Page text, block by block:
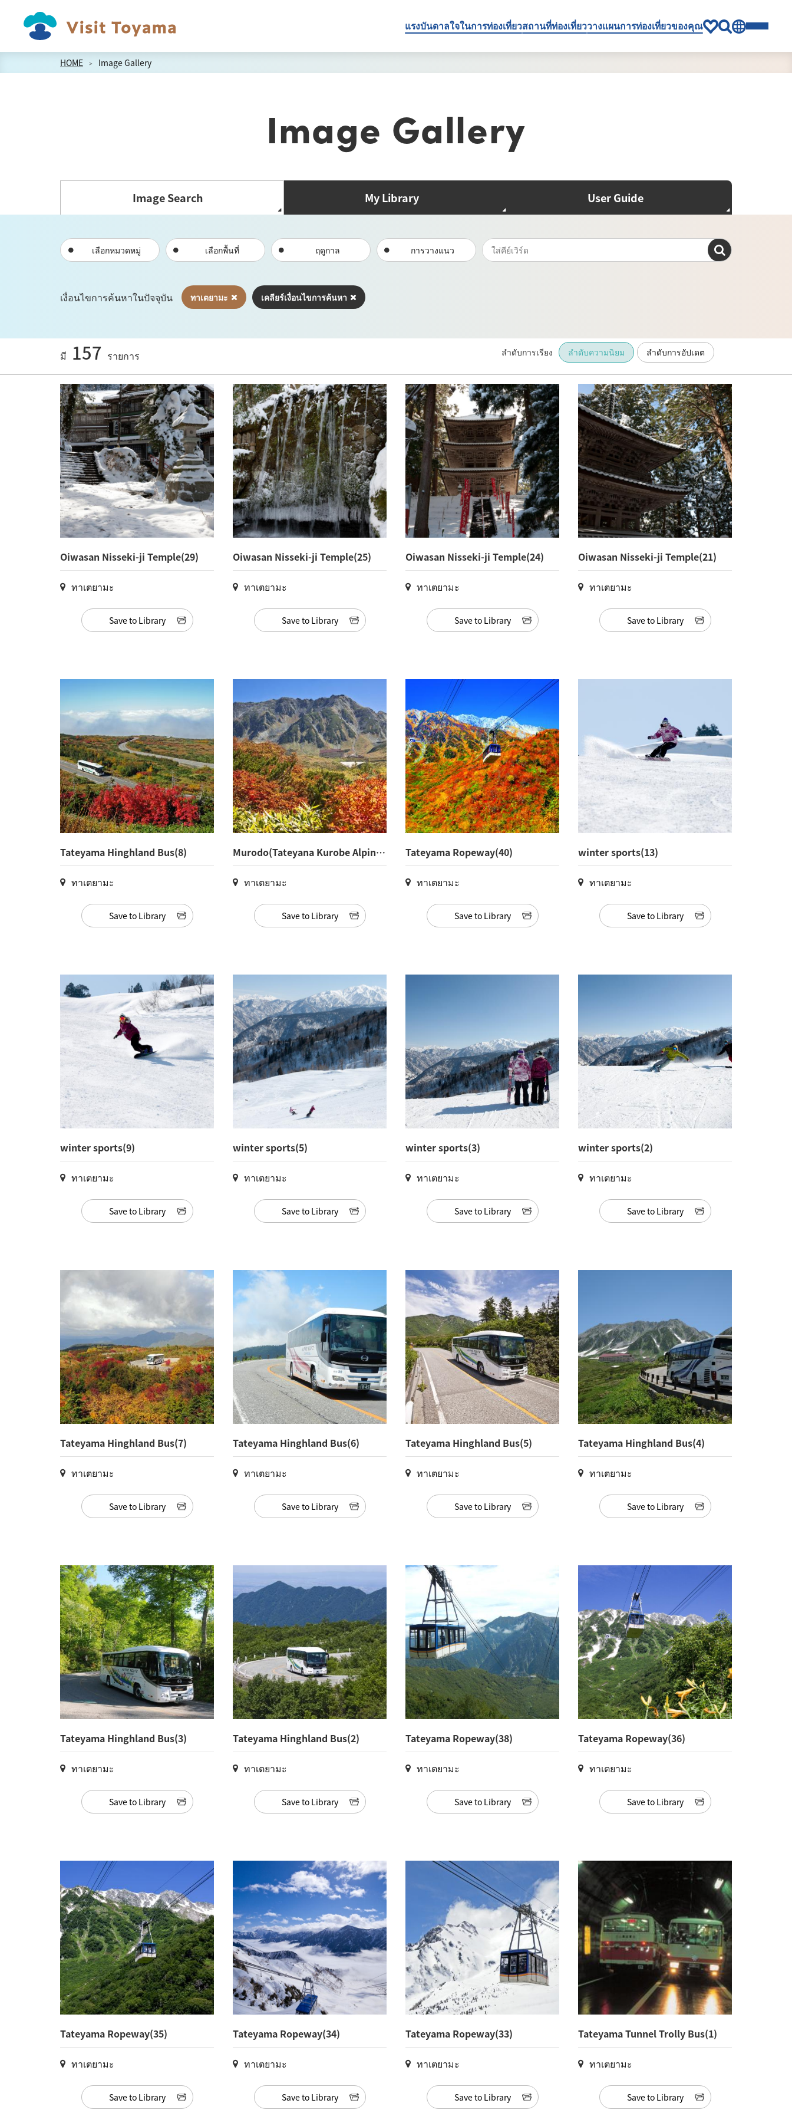
แรงบันดาลใจในการท่องเที่ยวสถานที่ท่องเที่ยววางแผนการท่องเที่ยวของคุณ
HOME Image Gallery
Image Gallery
Image Search My Library User Guide
เลือกหมวดหมู่ เลือกพื้นที่ ฤดูกาล การวางแนว
เงื่อนไขการค้นหาในปัจจุบัน ทาเตยามะ เคลียร์เงื่อนไขการค้นหา
มี 157 รายการ ลำดับการเรียง ลำดับความนิยม ลำดับการอัปเดต
Oiwasan Nisseki-ji Temple(29)
ทาเตยามะ
Save to Library
Oiwasan Nisseki-ji Temple(25)
ทาเตยามะ
Save to Library
Oiwasan Nisseki-ji Temple(24)
ทาเตยามะ
Save to Library
Oiwasan Nisseki-ji Temple(21)
ทาเตยามะ
Save to Library
Tateyama Hinghland Bus(8)
ทาเตยามะ
Save to Library
Murodo(Tateyana Kurobe Alpin
Route)(3)
ทาเตยามะ
Save to Library
Tateyama Ropeway(40)
ทาเตยามะ
Save to Library
winter sports(13)
ทาเตยามะ
Save to Library
winter sports(9)
ทาเตยามะ
Save to Library
winter sports(5)
ทาเตยามะ
Save to Library
winter sports(3)
ทาเตยามะ
Save to Library
winter sports(2)
ทาเตยามะ
Save to Library
Tateyama Hinghland Bus(7)
ทาเตยามะ
Save to Library
Tateyama Hinghland Bus(6)
ทาเตยามะ
Save to Library
Tateyama Hinghland Bus(5)
ทาเตยามะ
Save to Library
Tateyama Hinghland Bus(4)
ทาเตยามะ
Save to Library
Tateyama Hinghland Bus(3)
ทาเตยามะ
Save to Library
Tateyama Hinghland Bus(2)
ทาเตยามะ
Save to Library
Tateyama Ropeway(38)
ทาเตยามะ
Save to Library
Tateyama Ropeway(36)
ทาเตยามะ
Save to Library
Tateyama Ropeway(35)
ทาเตยามะ
Save to Library
Tateyama Ropeway(34)
ทาเตยามะ
Save to Library
Tateyama Ropeway(33)
ทาเตยามะ
Save to Library
Tateyama Tunnel Trolly Bus(1)
ทาเตยามะ
Save to Library